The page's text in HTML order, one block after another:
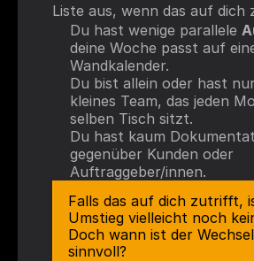
Liste aus, wenn das auf dich
Du hast wenige parallele
deine Woche passt auf
Wandkalender.
Du bist allein oder hast
kleines Team, das jeden
selben Tisch sitzt.
Du hast kaum
gegenüber Kunden oder
Auftraggeber/innen.
Falls das auf dich zutrifft,
Umstieg vielleicht noch
Doch wann ist der
sinnvoll?